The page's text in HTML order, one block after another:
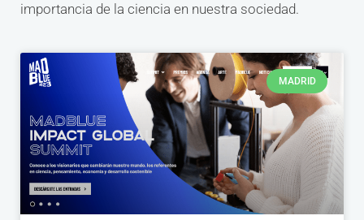
importancia de la ciencia en nuestra sociedad.
MADRID